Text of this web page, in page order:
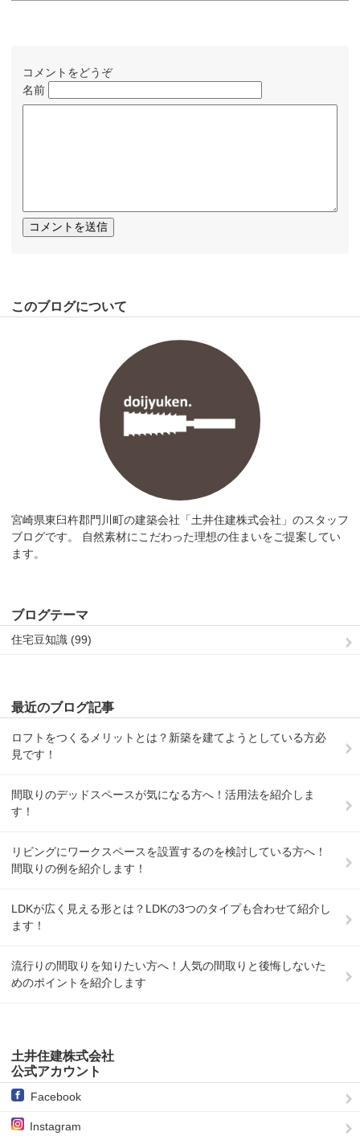
コメントをどうぞ
名前
このブログについて
宮崎県東臼杵郡門川町の建築会社「土井住建株式会社」のスタッフ
ブログです。 自然素材にこだわった理想の住まいをご提案してい
ます。
ブログテーマ
住宅豆知識 (99)
最近のブログ記事
ロフトをつくるメリットとは？新築を建てようとしている方必
見です！
間取りのデッドスペースが気になる方へ！活用法を紹介しま
す！
リビングにワークスペースを設置するのを検討している方へ！
間取りの例を紹介します！
LDKが広く見える形とは？LDKの3つのタイプも合わせて紹介し
ます！
流行りの間取りを知りたい方へ！人気の間取りと後悔しないた
めのポイントを紹介します
土井住建株式会社
公式アカウント
Facebook
Instagram